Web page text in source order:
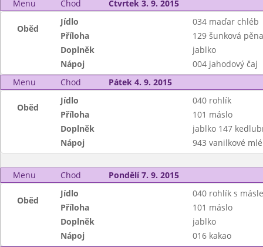
Menu Chod Čtvrtek 3. 9. 2015
Oběd
Jídlo
034 maďar chléb
Příloha
129 šunková pěna
Doplněk
jablko
Nápoj
004 jahodový čaj
Menu
Chod Pátek 4. 9. 2015
Oběd
Jídlo
040 rohlík
Příloha
101 máslo
Doplněk
jablko 147
Nápoj
943 vanilkové
Menu Chod Pondělí 7. 9. 2015
Oběd
Jídlo
040 rohlík s
Příloha
101 máslo
Doplněk
jablko
Nápoj
016 kakao